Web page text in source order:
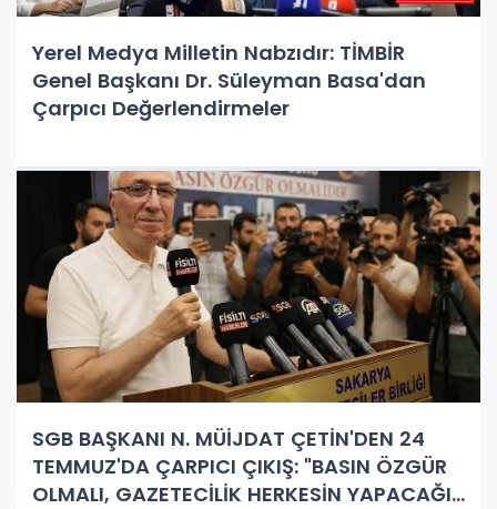
Yerel Medya Milletin Nabzıdır: TİMBİR
Genel Başkanı Dr. Süleyman Basa'dan
Çarpıcı Değerlendirmeler
SGB BAŞKANI N. MÜİJDAT ÇETİN'DEN 24
TEMMUZ'DA ÇARPICI ÇIKIŞ: "BASIN ÖZGÜR
OLMALI, GAZETECİLİK HERKESİN YAPACAĞI